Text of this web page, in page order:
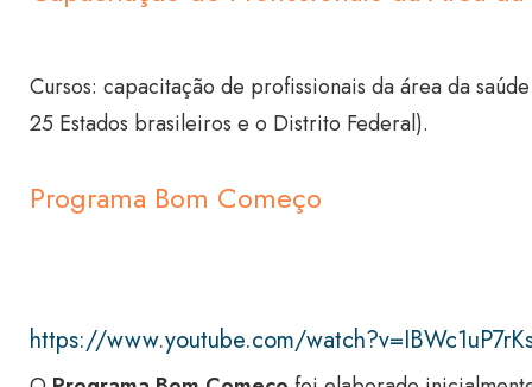
Cursos: capacitação de profissionais da área da
25 Estados brasileiros e o Distrito Federal).
Programa Bom Começo
https://www.youtube.com/